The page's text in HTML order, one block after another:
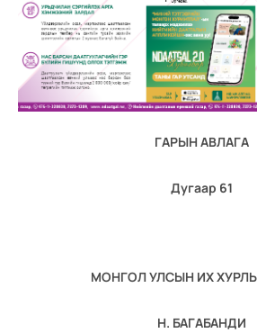
ГАРЫН АВЛАГА
Дугаар 61
МОНГОЛ УЛСЫН ИХ
Н. БАГАБАНДИ